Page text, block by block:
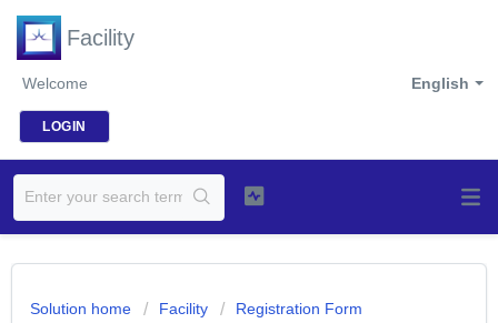
Facility
English
Welcome
LOGIN
Solution home Facility Registration Form